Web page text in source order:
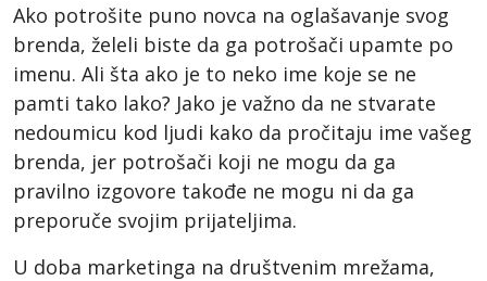
Ako potrošite puno novca na oglašavanje svog
brenda, želeli biste da ga potrošači upamte po
imenu. Ali šta ako je to neko ime koje se ne
pamti tako lako? Jako je važno da ne stvarate
nedoumicu kod ljudi kako da pročitaju ime vašeg
brenda, jer potrošači koji ne mogu da ga
pravilno izgovore takođe ne mogu ni da ga
preporuče svojim prijateljima.
U doba marketinga na društvenim mrežama,